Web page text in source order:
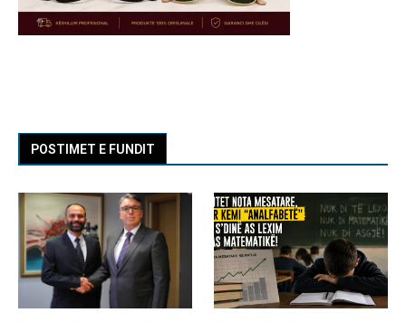
POSTIMET E FUNDIT